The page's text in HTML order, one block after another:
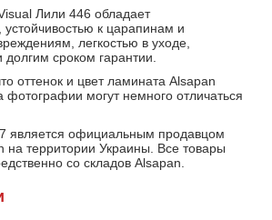
Лили 446 обладает
к царапинам и
легкостью в уходе,
долгим сроком гарантии.
оттенок и цвет ламината Alsapan
могут немного отличаться
является официальным продавцом
на территории Украины. Все товары
со складов Alsapan.